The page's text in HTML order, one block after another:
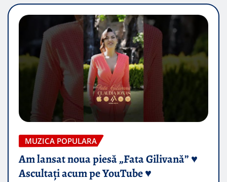
MUZICA POPULARA
Am lansat noua piesă „Fata Gilivană” ♥️
Ascultați acum pe YouTube ♥️